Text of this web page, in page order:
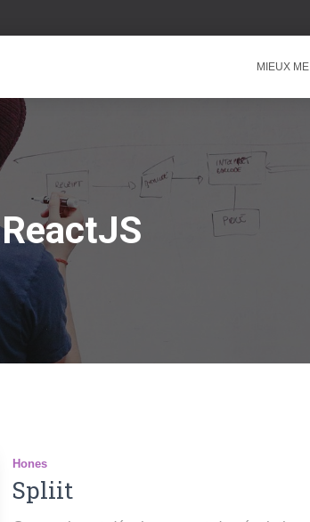
MIEUX
ReactJS
Hones
Spliit